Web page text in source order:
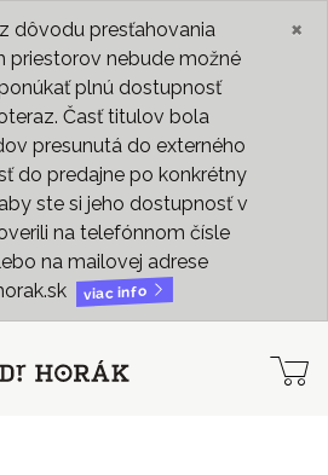
dôvodu presťahovania
priestorov nebude možné
plnú dostupnosť
Časť titulov bola
presunutá do externého
do predajne po konkrétny
ste si jeho dostupnosť v
na telefónnom čísle
na mailovej adrese
viac info
×